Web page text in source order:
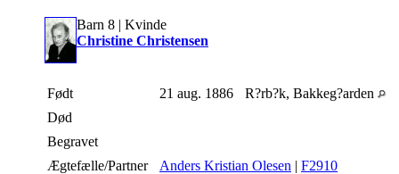
Barn 8 | Kvinde
Christine Christensen
Født 21 aug. 1886
R?rb?k, Bakkeg?arden
Død
Begravet
Ægtefælle/Partner
Anders Kristian Olesen | F2910